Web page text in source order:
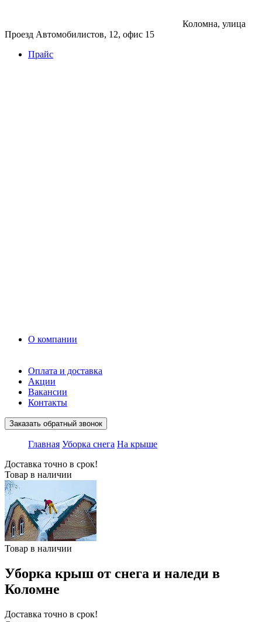
Коломна, улица
Проезд Автомобилистов, 12, офис 15
Прайс
О компании
Оплата и доставка
Акции
Вакансии
Контакты
Заказать обратный звонок
Главная Уборка снега На крыше
Доставка точно в срок!
Товар в наличии
Товар в наличии
Уборка крыш от снега и наледи в
Коломне
Доставка точно в срок!